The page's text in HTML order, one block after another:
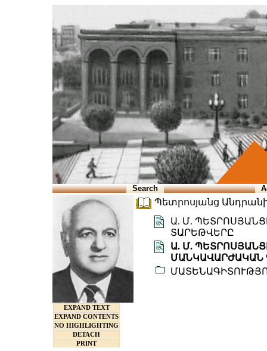
Search
EXPAND TEXT
EXPAND CONTENTS
NO HIGHLIGHTING
DETACH
PRINT
Պետրոսյանց Անդրանիկ
Ա. Մ.
ՏԱՐԵԹՎԵՐԸ
Ա. Մ.
ՄԱՆԿԱՎԱՐԺԱԿԱՆ